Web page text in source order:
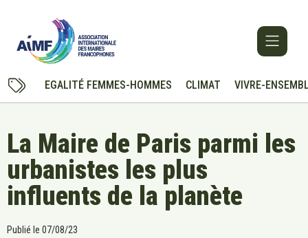
EGALITÉ FEMMES-HOMMES CLIMAT VIVRE-
La Maire de Paris parmi les
urbanistes les plus
influents de la planète
Publié le 07/08/23